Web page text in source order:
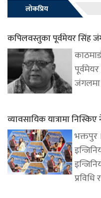
लोकप्रिय
कपिलवस्तुका पूर्वमेयर सिंह
जंगलमा
व्यावसायिक यात्रामा
भक्तपुर